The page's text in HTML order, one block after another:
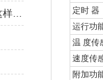
定时 器
运行功
温 度传
速度传
附加功